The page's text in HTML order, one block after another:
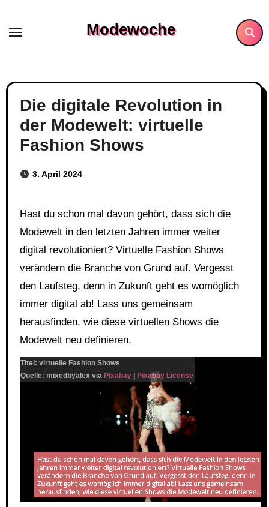
content
Modewoche
Die digitale Revolution in
der Modewelt: virtuelle
Fashion Shows
3. April 2024
Hast du schon mal davon gehört, dass sich die
Modewelt in den letzten Jahren immer weiter
digital revolutioniert? Virtuelle Fashion Shows
verändern die Branche von Grund auf. Vergesst
den Laufsteg, denn in Zukunft geht es womöglich
immer digital ab! Lass uns gemeinsam
herausfinden, wie diese virtuellen Shows die
Modewelt neu definieren.
Titel: virtuelle Fashion Shows
Quelle: mixedbyalex viaPixabay |Pixabay License
Link Embed